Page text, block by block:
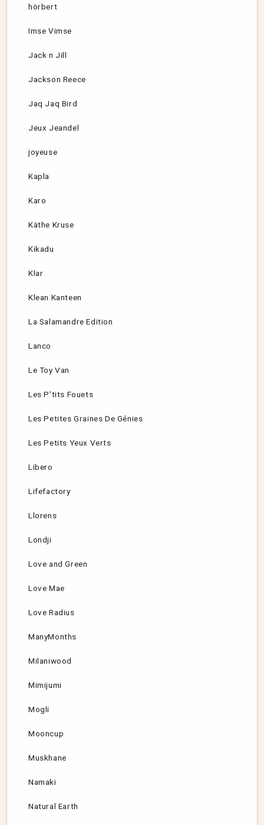
hörbert
Imse Vimse
Jack n Jill
Jackson Reece
Jaq Jaq Bird
Jeux Jeandel
joyeuse
Kapla
Karo
Käthe Kruse
Kikadu
Klar
Klean Kanteen
La Salamandre Edition
Lanco
Le Toy Van
Les P’tits Fouets
Les Petites Graines De Génies
Les Petits Yeux Verts
Libero
Lifefactory
Llorens
Londji
Love and Green
Love Mae
Love Radius
ManyMonths
Milaniwood
Mimijumi
Mogli
Mooncup
Muskhane
Namaki
Natural Earth